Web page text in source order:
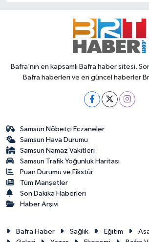
Bafra’nın en kapsamlı Bafra haber sitesi.
Bafra haberleri ve en güncel haberler
Samsun Nöbetçi Eczaneler
Samsun Hava Durumu
Samsun Namaz Vakitleri
Samsun Trafik Yoğunluk Haritası
Puan Durumu ve Fikstür
Tüm Manşetler
Son Dakika Haberleri
Haber Arşivi
Bafra Haber Sağlık Eğitim